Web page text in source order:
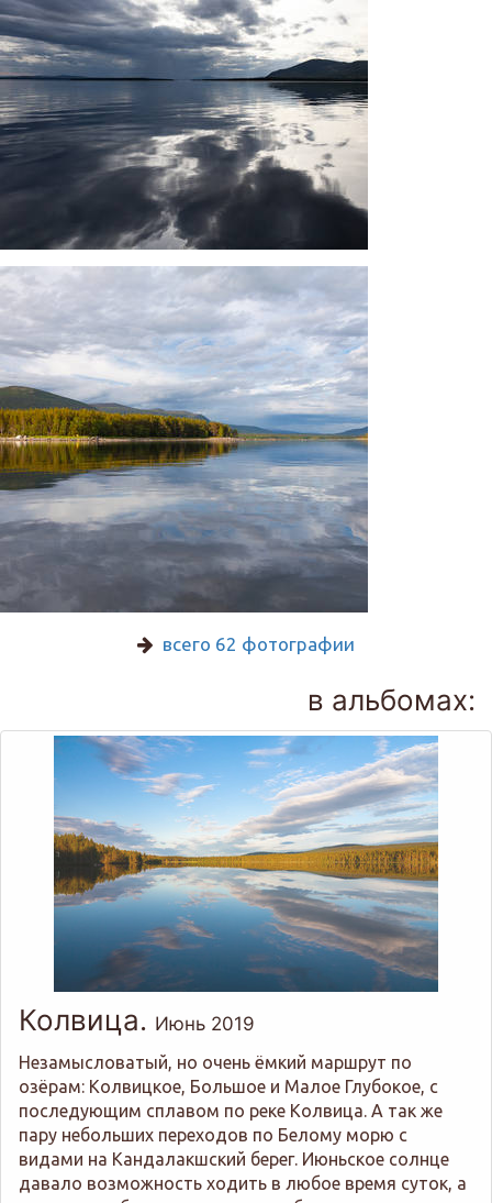
всего 62 фотографии
в альбомах:
Колвица. Июнь 2019
Незамысловатый, но очень ёмкий маршрут по
озёрам: Колвицкое, Большое и Малое Глубокое, с
последующим сплавом по реке Колвица. А так же
пару небольших переходов по Белому морю с
видами на Кандалакшский берег. Июньское солнце
давало возможность ходить в любое время суток, а